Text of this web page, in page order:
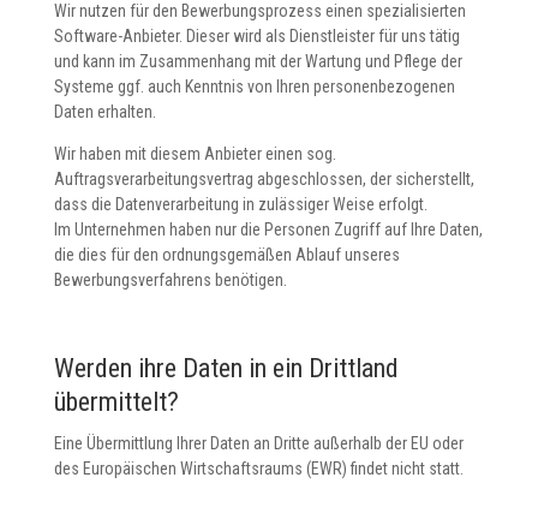
Wir nutzen für den Bewerbungsprozess einen spezialisierten
Software-Anbieter. Dieser wird als Dienstleister für uns tätig
und kann im Zusammenhang mit der Wartung und Pflege der
Systeme ggf. auch Kenntnis von Ihren personenbezogenen
Daten erhalten.
Wir haben mit diesem Anbieter einen sog.
Auftragsverarbeitungsvertrag abgeschlossen, der sicherstellt,
dass die Datenverarbeitung in zulässiger Weise erfolgt.
Im Unternehmen haben nur die Personen Zugriff auf Ihre Daten,
die dies für den ordnungsgemäßen Ablauf unseres
Bewerbungsverfahrens benötigen.
Werden ihre Daten in ein Drittland
übermittelt?
Eine Übermittlung Ihrer Daten an Dritte außerhalb der EU oder
des Europäischen Wirtschaftsraums (EWR) findet nicht statt.